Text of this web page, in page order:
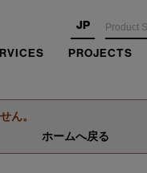
JP
PROJECTS
ん。
ホームへ戻る